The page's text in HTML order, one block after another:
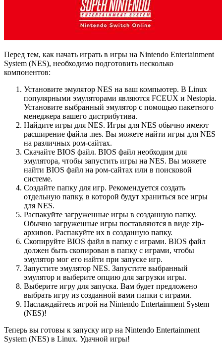
Перед тем, как начать играть в игры на Nintendo Entertainment
System (NES), необходимо подготовить несколько
компонентов:
Установите эмулятор NES на ваш компьютер. В Linux
популярными эмуляторами являются FCEUX и Nestopia.
Установите выбранный эмулятор с помощью пакетного
менеджера вашего дистрибутива.
Найдите игры для NES. Игры для NES обычно имеют
расширение файла .nes. Вы можете найти игры для NES
на различных ром-сайтах.
Скачайте BIOS файл. BIOS файл необходим для
эмулятора, чтобы запустить игры на NES. Вы можете
найти BIOS файл на ром-сайтах или в поисковой
системе.
Создайте папку для игр. Рекомендуется создать
отдельную папку, в которой будут храниться все игры
для NES.
Распакуйте загруженные игры в созданную папку.
Обычно загруженные игры поставляются в виде zip-
архивов. Распакуйте их в созданную папку.
Скопируйте BIOS файл в папку с играми. BIOS файл
должен быть скопирован в папку с играми, чтобы
эмулятор мог его найти при запуске игр.
Запустите эмулятор NES. Запустите выбранный
эмулятор и выберите опцию для загрузки игры.
Выберите игру для запуска. Вам будет предложено
выбрать игру из созданной вами папки с играми.
Наслаждайтесь игрой на Nintendo Entertainment System
(NES)!
Теперь вы готовы к запуску игр на Nintendo Entertainment
System (NES) в Linux. Удачной игры!